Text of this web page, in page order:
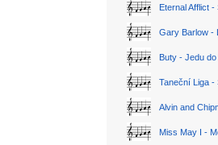
Eternal Afflict
Gary Barlow -
Buty - Jedu
Taneční Liga -
Alvin and
Miss May I -